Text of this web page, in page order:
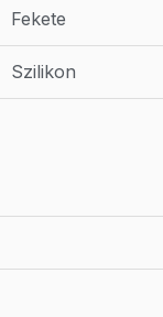
Fekete
Szilikon